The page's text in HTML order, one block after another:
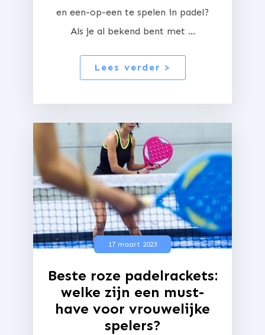
en een-op-een te spelen in padel?
Als je al bekend bent met ...
Lees verder >
17 maart 2023
Beste roze padelrackets:
welke zijn een must-
have voor vrouwelijke
spelers?